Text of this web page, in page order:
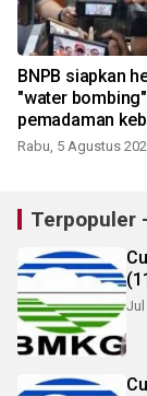
BNPB siapkan
"water
pemadaman
Bromo
Rabu, 5 Agustus
Terpopuler
Jul